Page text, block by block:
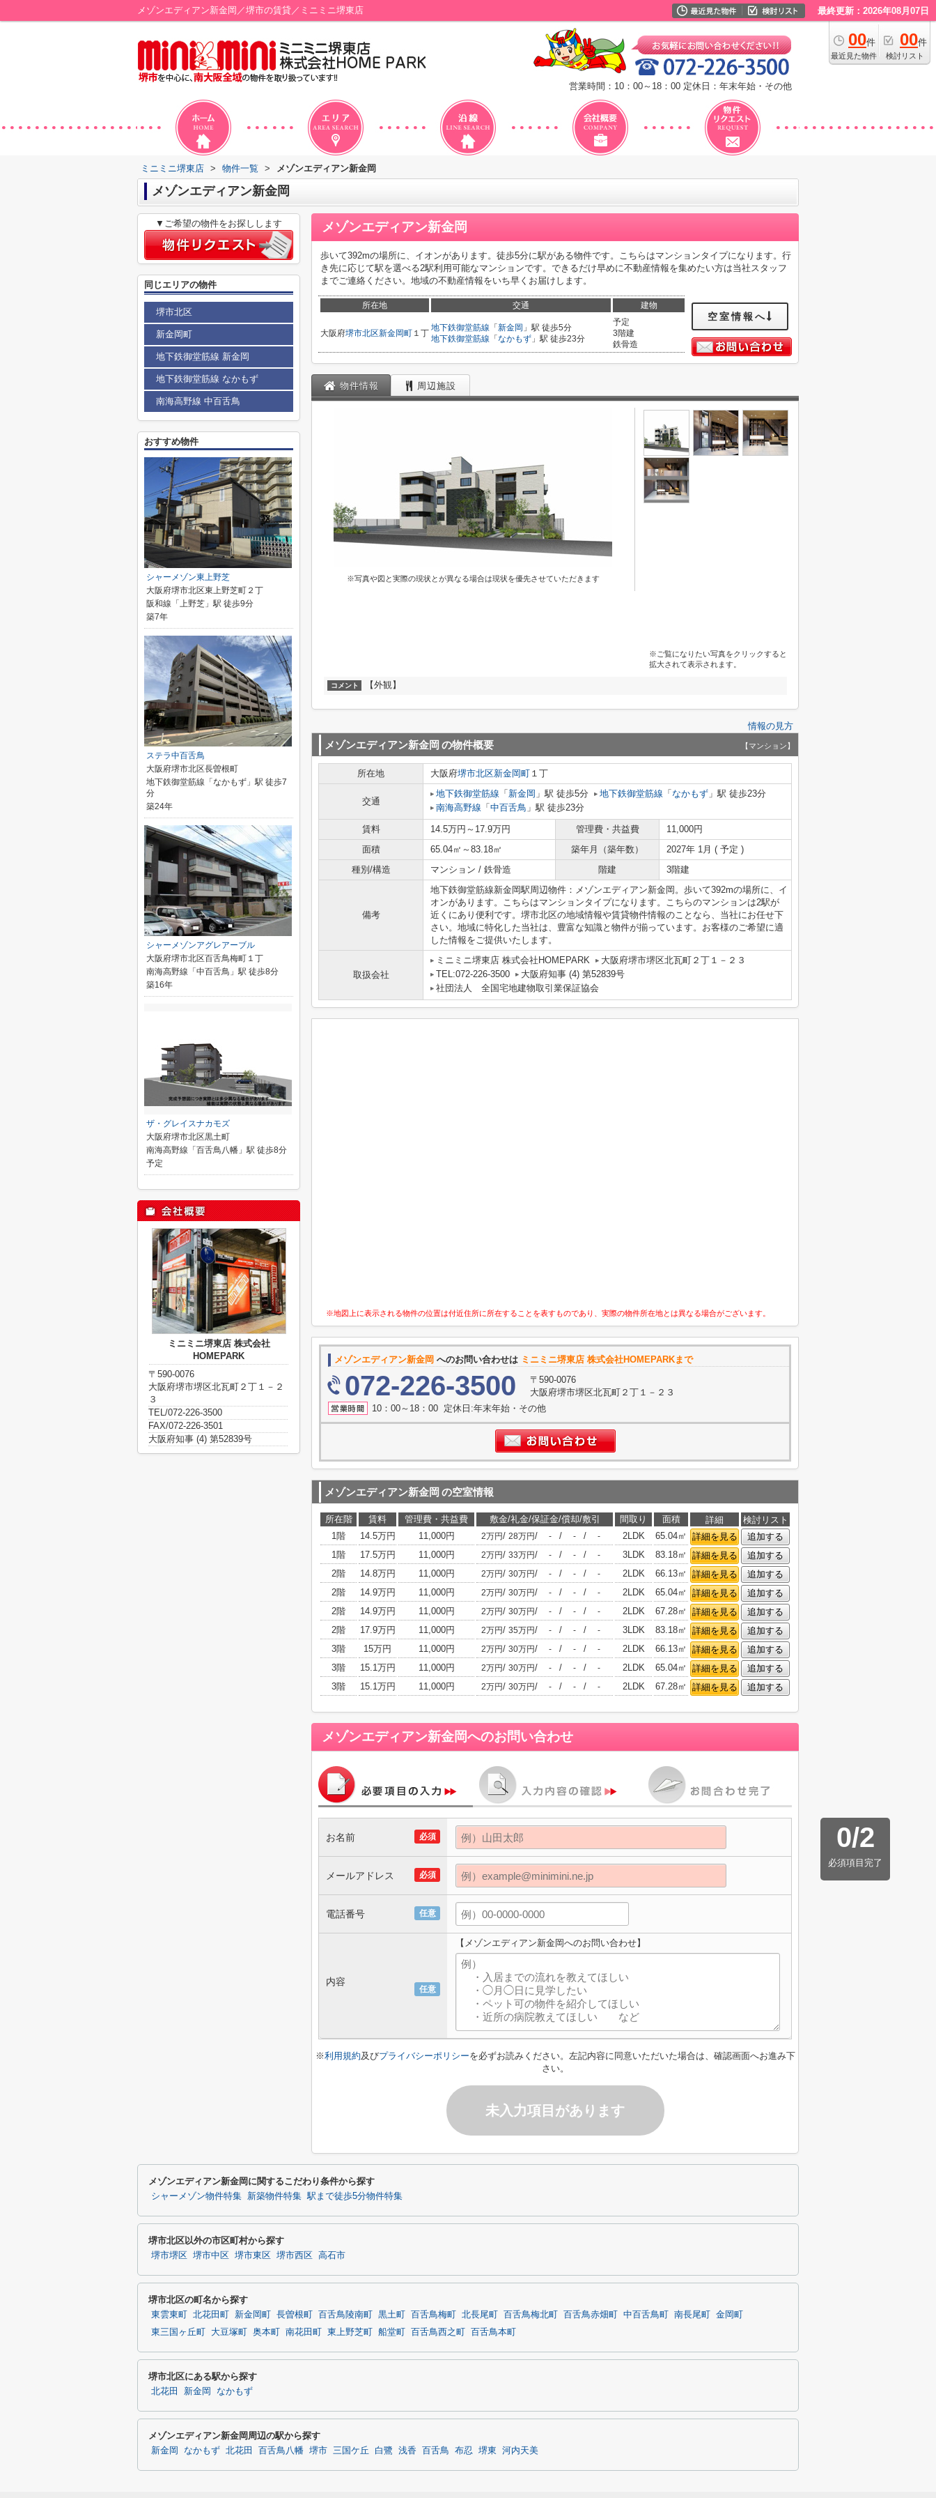
メゾンエディアン新金岡／堺市の賃貸／ミニミニ堺東店 最終更新：2026年08月07日
00件
最近見た物件
00件
検討リスト
営業時間：10：00～18：00 定休日：年末年始・その他
ミニミニ堺東店 > 物件一覧 > メゾンエディアン新金岡
メゾンエディアン新金岡
メゾンエディアン新金岡
歩いて392mの場所に、イオンがあります。徒歩5分に駅がある物件です。こちらはマンションタイプになります。行
き先に応じて駅を選べる2駅利用可能なマンションです。できるだけ早めに不動産情報を集めたい方は当社スタッフ
までご連絡ください。地域の不動産情報をいち早くお届けします。
所在地 交通 建物
大阪府堺市北区新金岡町 １丁
地下鉄御堂筋線 「 新金岡 」駅 徒歩5分
地下鉄御堂筋線 「 なかもず 」駅 徒歩23分
予定
3階建
鉄骨造
空室情報へ
物件情報 周辺施設
※写真や図と実際の現状とが異なる場合は現状を優先させていただきます
※ご覧になりたい写真をクリックすると
拡大されて表示されます。
コメント 【外観】
情報の見方
メゾンエディアン新金岡 の物件概要 【マンション】
所在地 大阪府堺市北区新金岡町 １丁
交通
地下鉄御堂筋線 「 新金岡 」駅 徒歩5分 地下鉄御堂筋線 「 なかもず 」駅 徒歩23分
南海高野線 「 中百舌鳥 」駅 徒歩23分
賃料 14.5万円～17.9万円 管理費・共益費
11,000円
面積
65.04㎡～83.18㎡ 築年月（築年数）
2027年 1月 ( 予定 )
種別/構造
マンション / 鉄骨造 階建 3階建
備考
地下鉄御堂筋線新金岡駅周辺物件：メゾンエディアン新金岡。歩いて392mの場所に、イ
オンがあります。こちらはマンションタイプになります。こちらのマンションは2駅が
近くにあり便利です。堺市北区の地域情報や賃貸物件情報のことなら、当社にお任せ下
さい。地域に特化した当社は、豊富な知識と物件が揃っています。お客様のご希望に適
した情報をご提供いたします。
取扱会社
ミニミニ堺東店 株式会社HOMEPARK
大阪府堺市堺区北瓦町２丁１－２３
TEL:072-226-3500
大阪府知事 (4) 第52839号
社団法人 全国宅地建物取引業保証協会
※地図上に表示される物件の位置は付近住所に所在することを表すものであり、実際の物件所在地とは異なる場合がございます。
メゾンエディアン新金岡 へのお問い合わせは ミニミニ堺東店 株式会社HOMEPARKまで
072-226-3500
〒590-0076
大阪府堺市堺区北瓦町２丁１－２３
10：00～18：00 定休日:年末年始・その他
メゾンエディアン新金岡 の空室情報
所在階 賃料 管理費・共益費 敷金/礼金/保証金/償却/敷引 間取り 面積 詳細
検討リスト
1階
14.5万円 11,000円 2万円/ 28万円/ - / - / - 2LDK 65.04㎡ 詳細を見る
追加する
1階
17.5万円 11,000円 2万円/ 33万円/ - / - / - 3LDK 83.18㎡ 詳細を見る
追加する
2階
14.8万円 11,000円 2万円/ 30万円/ - / - / - 2LDK 66.13㎡ 詳細を見る
追加する
2階
14.9万円 11,000円 2万円/ 30万円/ - / - / - 2LDK 65.04㎡ 詳細を見る
追加する
2階
14.9万円 11,000円 2万円/ 30万円/ - / - / - 2LDK 67.28㎡ 詳細を見る
追加する
2階
17.9万円 11,000円 2万円/ 35万円/ - / - / - 3LDK 83.18㎡ 詳細を見る
追加する
3階
15万円 11,000円 2万円/ 30万円/ - / - / - 2LDK 66.13㎡ 詳細を見る
追加する
3階
15.1万円 11,000円 2万円/ 30万円/ - / - / - 2LDK 65.04㎡ 詳細を見る
追加する
3階
15.1万円 11,000円 2万円/ 30万円/ - / - / - 2LDK 67.28㎡ 詳細を見る 追加する
メゾンエディアン新金岡へのお問い合わせ
0/2
必須項目完了
必須
お名前
必須
メールアドレス
任意
電話番号
任意
内容
【メゾンエディアン新金岡へのお問い合わせ】
※利用規約及びプライバシーポリシーを必ずお読みください。左記内容に同意いただいた場合は、確認画面へお進み下
さい。
未入力項目があります
▼ご希望の物件をお探しします
同じエリアの物件
堺市北区
新金岡町
地下鉄御堂筋線 新金岡
地下鉄御堂筋線 なかもず
南海高野線 中百舌鳥
おすすめ物件
シャーメゾン東上野芝
大阪府堺市北区東上野芝町２丁
阪和線「上野芝」駅 徒歩9分
築7年
ステラ中百舌鳥
大阪府堺市北区長曽根町
地下鉄御堂筋線「なかもず」駅 徒歩7
分
築24年
シャーメゾンアグレアーブル
大阪府堺市北区百舌鳥梅町１丁
南海高野線「中百舌鳥」駅 徒歩8分
築16年
ザ・グレイスナカモズ
大阪府堺市北区黒土町
南海高野線「百舌鳥八幡」駅 徒歩8分
予定
ミニミニ堺東店 株式会社
HOMEPARK
〒590-0076
大阪府堺市堺区北瓦町２丁１－２
３
TEL/072-226-3500
FAX/072-226-3501
大阪府知事 (4) 第52839号
メゾンエディアン新金岡に関するこだわり条件から探す
シャーメゾン物件特集 新築物件特集 駅まで徒歩5分物件特集
堺市北区以外の市区町村から探す
堺市堺区 堺市中区 堺市東区 堺市西区 高石市
堺市北区の町名から探す
東雲東町 北花田町 新金岡町 長曽根町 百舌鳥陵南町 黒土町 百舌鳥梅町 北長尾町 百舌鳥梅北町 百舌鳥赤畑町 中百舌鳥町 南長尾町
金岡町
東三国ヶ丘町
大豆塚町 奥本町 南花田町 東上野芝町 船堂町 百舌鳥西之町 百舌鳥本町
堺市北区にある駅から探す
北花田 新金岡 なかもず
メゾンエディアン新金岡周辺の駅から探す
新金岡 なかもず 北花田 百舌鳥八幡 堺市 三国ケ丘 白鷺 浅香 百舌鳥 布忍 堺東 河内天美